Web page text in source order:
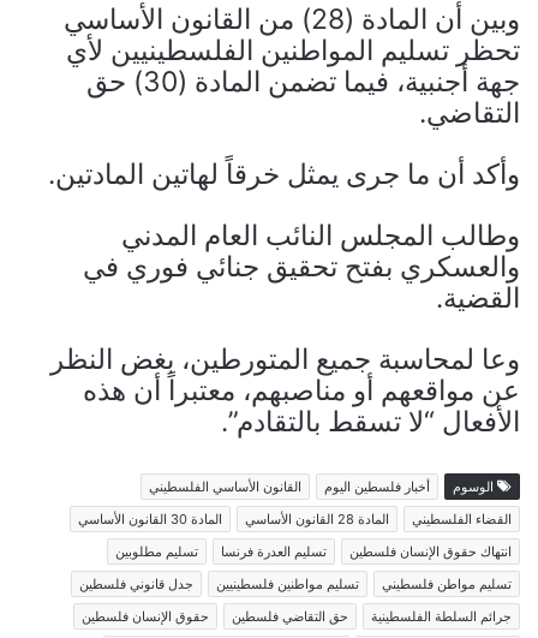
وبين أن المادة (28) من القانون الأساسي
تحظر تسليم المواطنين الفلسطينيين لأي
جهة أجنبية، فيما تضمن المادة (30) حق
التقاضي.
وأكد أن ما جرى يمثل خرقاً لهاتين المادتين.
وطالب المجلس النائب العام المدني
والعسكري بفتح تحقيق جنائي فوري في
القضية.
وعا لمحاسبة جميع المتورطين، بغض النظر
عن مواقعهم أو مناصبهم، معتبراً أن هذه
الأفعال “لا تسقط بالتقادم”.
الوسوم أخبار فلسطين اليوم
القانون الأساسي الفلسطيني
القضاء الفلسطيني
المادة 28 القانون الأساسي
المادة 30 القانون الأساسي
انتهاك حقوق الإنسان فلسطين
تسليم العدرة فرنسا
تسليم مطلوبين
تسليم مواطن فلسطيني
تسليم مواطنين فلسطينيين
جدل قانوني فلسطين
جرائم السلطة الفلسطينية
حق التقاضي فلسطين
حقوق الإنسان فلسطين